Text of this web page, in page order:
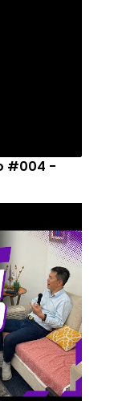
#004 -